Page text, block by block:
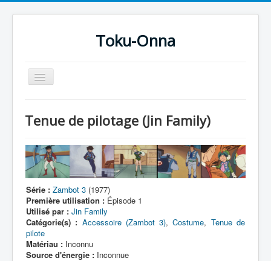
Toku-Onna
Basculer
la
Toku-Actrices
Toku-Critiques
Séries
Films
COSAA
Dessins
Artiste Asperger
Tenue de pilotage (Jin Family)
Série : Zambot 3 (1977)
Première utilisation : Épisode 1
Utilisé par : Jin Family
Catégorie(s) : Accessoire (Zambot 3),Costume, Tenue de
pilote
Matériau : Inconnu
Source d'énergie : Inconnue